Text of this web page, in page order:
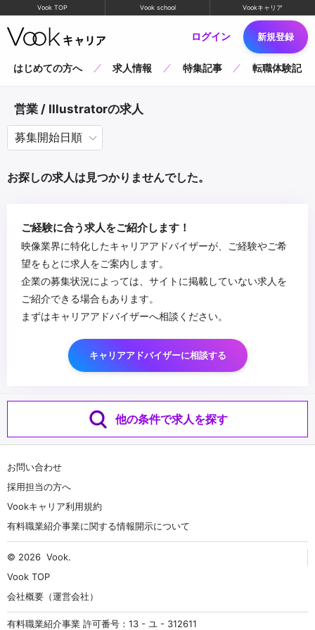
Vook TOP Vook school Vookキャリア
ログイン 新規登録
はじめての方へ 求人情報 特集記事 転職体験記
営業 / Illustratorの求人
お探しの求人は見つかりませんでした。
ご経験に合う求人をご紹介します！
映像業界に特化したキャリアアドバイザーが、ご経験やご希
望をもとに求人をご案内します。
企業の募集状況によっては、サイトに掲載していない求人を
ご紹介できる場合もあります。
まずはキャリアアドバイザーへ相談ください。
キャリアアドバイザーに相談する
他の条件で求人を探す
お問い合わせ
採用担当の方へ
Vookキャリア利用規約
有料職業紹介事業に関する情報開示について
© 2026 Vook.
Vook TOP
会社概要（運営会社）
有料職業紹介事業 許可番号：13 - ユ - 312611